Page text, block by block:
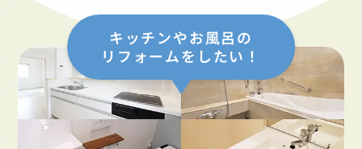
キッチンやお風呂の
リフォームをしたい！